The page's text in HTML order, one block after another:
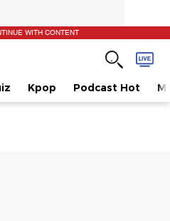
WITH CONTENT
Kpop Podcast Hot